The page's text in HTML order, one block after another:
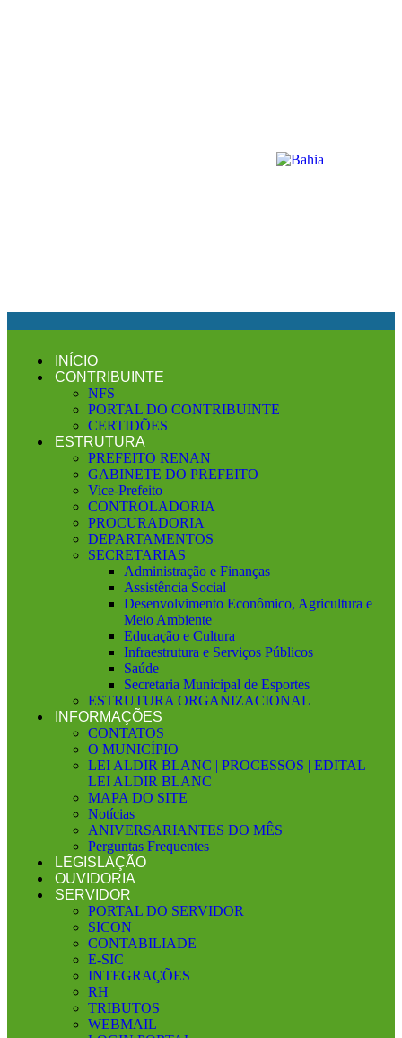
INÍCIO
CONTRIBUINTE
NFS
PORTAL DO CONTRIBUINTE
CERTIDÕES
ESTRUTURA
PREFEITO RENAN
GABINETE DO PREFEITO
Vice-Prefeito
CONTROLADORIA
PROCURADORIA
DEPARTAMENTOS
SECRETARIAS
Administração e Finanças
Assistência Social
Desenvolvimento Econômico, Agricultura e
Meio Ambiente
Educação e Cultura
Infraestrutura e Serviços Públicos
Saúde
Secretaria Municipal de Esportes
ESTRUTURA ORGANIZACIONAL
INFORMAÇÕES
CONTATOS
O MUNICÍPIO
LEI ALDIR BLANC | PROCESSOS | EDITAL
LEI ALDIR BLANC
MAPA DO SITE
Notícias
ANIVERSARIANTES DO MÊS
Perguntas Frequentes
LEGISLAÇÃO
OUVIDORIA
SERVIDOR
PORTAL DO SERVIDOR
SICON
CONTABILIADE
E-SIC
INTEGRAÇÕES
RH
TRIBUTOS
WEBMAIL